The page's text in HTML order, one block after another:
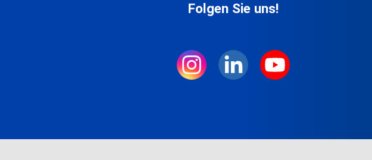
Folgen Sie uns!